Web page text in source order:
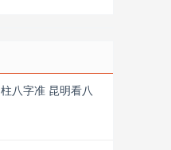
八字准 昆明看八